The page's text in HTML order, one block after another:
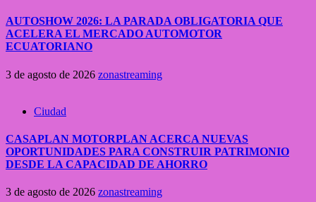
AUTOSHOW 2026: LA PARADA OBLIGATORIA QUE
ACELERA EL MERCADO AUTOMOTOR
ECUATORIANO
3 de agosto de 2026 zonastreaming
Ciudad
CASAPLAN MOTORPLAN ACERCA NUEVAS
OPORTUNIDADES PARA CONSTRUIR PATRIMONIO
DESDE LA CAPACIDAD DE AHORRO
3 de agosto de 2026 zonastreaming